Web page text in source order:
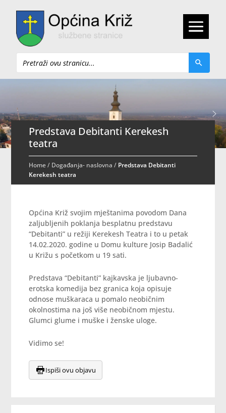
Pretraži
Predstava Debitanti Kerekesh
teatra
Home/ Događanja- naslovna / Predstava Debitanti
Kerekesh teatra
Općina Križ svojim mještanima povodom Dana
zaljubljenih poklanja besplatnu predstavu
“Debitanti” u režiji Kerekesh Teatra i to u petak
14.02.2020. godine u Domu kulture Josip Badalić
u Križu s početkom u 19 sati.
Predstava “Debitanti” kajkavska je ljubavno-
erotska komedija bez granica koja opisuje
odnose muškaraca u pomalo neobičnim
okolnostima na još više neobičnom mjestu.
Glumci glume i muške i ženske uloge.
Vidimo se!
Ispiši ovu objavu